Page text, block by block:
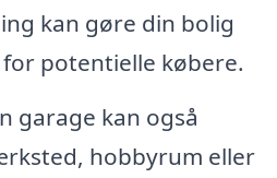
kan gøre din bolig
potentielle købere.
garage kan også
hobbyrum eller